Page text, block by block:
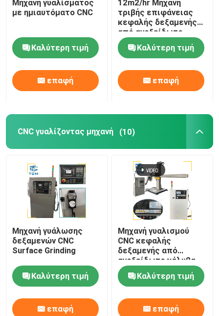
χάλυβα χάλυβα
χάλυβα χάλυβα
χάλυβα χάλυβα
χάλυβα χάλυβα
χάλυβα χάλυβα
χάλυβα χάλυβα
χάλυβα χάλυβα
χάλυβα χάλυβα
Μηχανή γυαλίσματος
με ημιαυτόματο CNC
Καλύτερη τιμή
επαφή
12m2/hr Μηχανή
τριβής επιφάνειας
κεφαλής δεξαμενής
από ανοξείδωτο
χάλυβα
Καλύτερη τιμή
επαφή
CNC γυαλίζοντας μηχανή (10)
Μηχανή γυάλωσης
δεξαμενών CNC
Surface Grinding
Καλύτερη τιμή
επαφή
Μηχανή γυαλισμού
CNC κεφαλής
δεξαμενής από
ανοξείδωτο χάλυβα
Καλύτερη τιμή
επαφή